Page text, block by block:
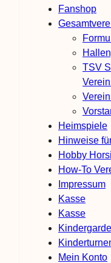
Fanshop
TSV
Heimspiele
Hinweise
Hobby
How-To
Impressum
Kasse
Kasse
Kindergarde
Mein Konto